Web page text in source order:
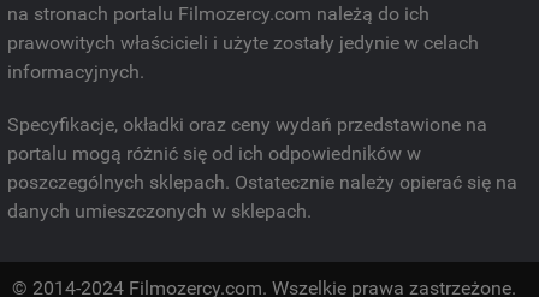
na stronach portalu Filmozercy.com należą do ich
prawowitych właścicieli i użyte zostały jedynie w celach
informacyjnych.
Specyfikacje, okładki oraz ceny wydań przedstawione na
portalu mogą różnić się od ich odpowiedników w
poszczególnych sklepach. Ostatecznie należy opierać się na
danych umieszczonych w sklepach.
© 2014-2024 Filmozercy.com. Wszelkie prawa zastrzeżone.